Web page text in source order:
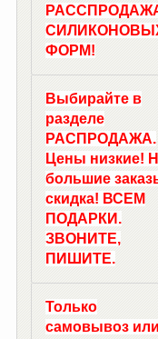
ФОРМ!
Выбирайте в
разделе
РАСПРОДАЖА.
Цены низкие!
большие
скидка! ВСЕМ
ПОДАРКИ.
ЗВОНИТЕ,
ПИШИТЕ.
Только
самовывоз или